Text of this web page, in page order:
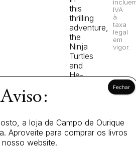
this
thrilling
adventure,
the
Ninja
Turtles
and
He-
pulled
together
IVA
à
taxa
legal
em
vigor.
Aviso:
a loja de Campo de Ourique
Aproveite para comprar os livros
website.